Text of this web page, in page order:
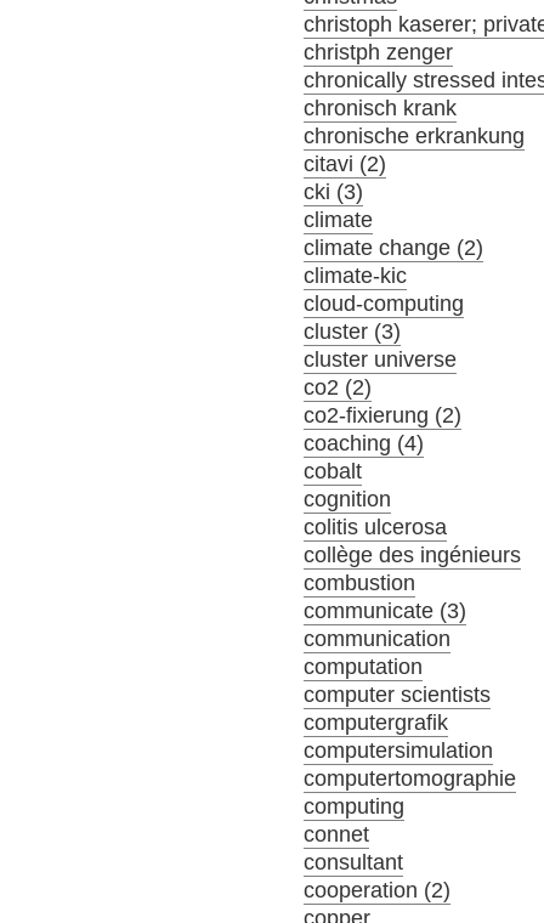
christoph kaserer;
christph zenger
chronically stressed
chronisch krank
chronische erkrankung
citavi (2)
cki (3)
climate
climate change (2)
climate-kic
cloud-computing
cluster (3)
cluster universe
co2 (2)
co2-fixierung (2)
coaching (4)
cobalt
cognition
colitis ulcerosa
collège des ingénieurs
combustion
communicate (3)
communication
computation
computer scientists
computergrafik
computersimulation
computertomographie
computing
connet
consultant
cooperation (2)